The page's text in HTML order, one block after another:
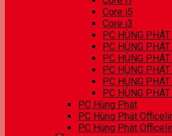
Core i5
Core i3
PC HÙNG
PC HÙNG
PC HÙNG
PC HÙNG
PC HÙNG
PC HÙNG
PC Hùng Phát
PC Hùng Phát
PC Hùng Phát